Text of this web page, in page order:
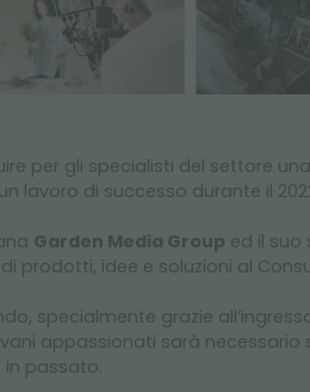
per gli specialisti del settore
lavoro di successo durante il
Garden Media Group ed il suo
prodotti, idee e soluzioni al
specialmente grazie
appassionati sarà necessario
passato.